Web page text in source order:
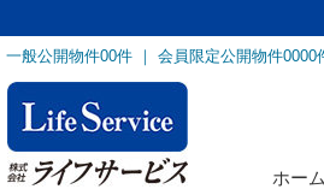
一般公開物件00件 ｜ 会員限定公開物件0000
ホーム